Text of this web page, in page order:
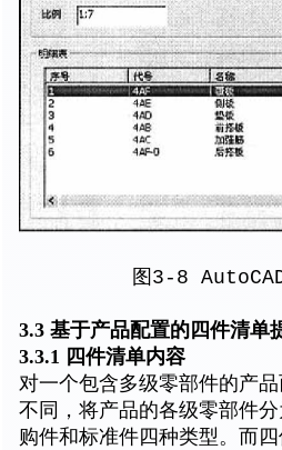
图3-8
3.3 基于产品配置的四件清单
3.3.1 四件清单内容
对一个包含多级零部件的产
不同，将产品的各级零部件
购件和标准件四种类型。而